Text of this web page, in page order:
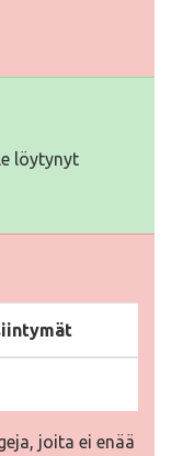
löytynyt
joita ei enää